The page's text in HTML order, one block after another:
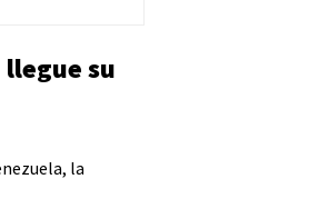
llegue su
la